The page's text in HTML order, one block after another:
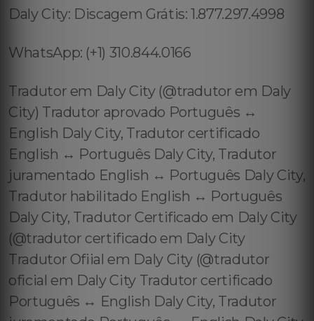
Daly City: Discagem Grátis: 1.877.297.4998
WhatsApp: (+1) 310.844.0166
Tradutor em Daly City (@tradutor em Daly
City) Tradutor aprovado Português ↔️
English Daly City, Tradutor certificado
English ↔️ Português Daly City, Tradutor
juramentado English ↔️ Português Daly City,
Tradutor habilitado English ↔️ Português
Daly City, Tradutor Certificado em Daly City
(@tradutor certificado em Daly City
Tradutor Ofiial em Daly City (@tradutor
oficial em Daly City Tradutor certificado
Português ↔️ English Daly City, Tradutor